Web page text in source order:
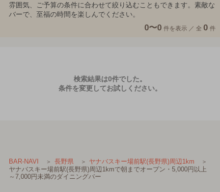
雰囲気、ご予算の条件に合わせて絞り込むこともできます。素敵な
バーで、至福の時間を楽しんでください。
0〜0 件を表示 ／ 全 0 件
検索結果は0件でした。
条件を変更してお試しください。
BAR-NAVI 長野県
ヤナバスキー場前駅(長野県)周辺1km
ヤナバスキー場前駅(長野県)周辺1kmで朝までオープン・5,000円以上
～7,000円未満のダイニングバー